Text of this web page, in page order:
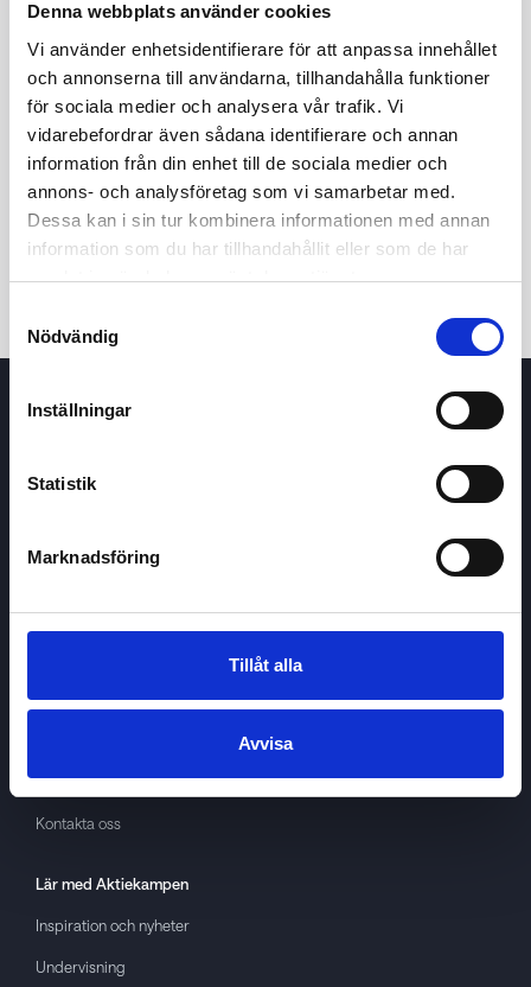
Denna webbplats använder cookies
Vi använder enhetsidentifierare för att anpassa innehållet
och annonserna till användarna, tillhandahålla funktioner
för sociala medier och analysera vår trafik. Vi
vidarebefordrar även sådana identifierare och annan
information från din enhet till de sociala medier och
annons- och analysföretag som vi samarbetar med.
Dessa kan i sin tur kombinera informationen med annan
information som du har tillhandahållit eller som de har
samlat in när du har använt deras tjänster.
Nödvändig
Inställningar
Statistik
Marknadsföring
Tillåt alla
Avvisa
24t 7d 1m 3m 1å 5å
Köp / Sälj
OmAktiekampen
About cookies
GDPR
Kontakta oss
Lär med Aktiekampen
Inspiration och nyheter
Undervisning